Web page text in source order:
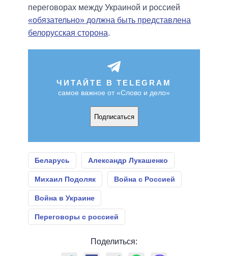
переговорах между Украиной и россией
«обязательно» должна быть представлена
белорусская сторона.
ЧИТАЙТЕ В TELEGRAM
самое важное от «Слово и дело»
Подписаться
Беларусь Александр Лукашенко
Михаил Подоляк Война с Россией
Война в Украине
Переговоры с россией
Поделиться: